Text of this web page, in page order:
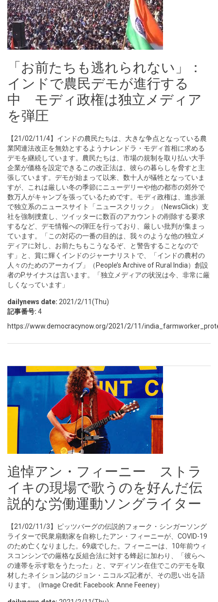
「お前たちも逃れられない」：
インドで農民デモが進行する
中 モディ政権は独立メディア
を弾圧
【21/02/11/4】インドの農民たちは、大きな争点となっている農
業関連法改正を無効とするようナレンドラ・モディ首相に求める
デモを継続しています。農民たちは、市場の規制を取り払い大手
企業が価格を設定できるこの改正法は、彼らの暮らしを脅すと主
張しています。デモが始まって以来、数十人が犠牲となっていま
すが、これは厳しい冬の季節にニューデリーや他の都市の郊外で
数万人がキャンプを張っているためです。モディ政権は、進歩派
で独立系のニュースサイト「ニュースクリック」（NewsClick）支
社を強制捜査し、ツイッターに数百のアカウントの削除する要求
するなど、デモ情報への弾圧を行っており、厳しい批判が集まっ
ています。「この対応の一番の目的は、我々のような他の独立メ
ディアに対し、お前たちもこうなるぞ、と警告することなので
す」と、賞に輝くインドのジャーナリストで、「インドの農村の
人々のためのアーカイブ」（People’s Archive of Rural India）創設
者のP.サイナスは言います。「独立メディアの状況は今、非常に厳
しくなっています」
dailynews date: 2021/2/11(Thu)
記事番号: 4
https://www.democracynow.org/2021/2/11/
追悼アン・フィーニー ストラ
イキの現場で歌うのを好んだ伝
説的な労働運動ソングライター
【21/02/11/3】ピッツバーグの伝説的フォーク・シンガーソング
ライターで民衆扇動家を自称したアン・フィーニーが、COVID-19
のため亡くなりました。69歳でした。フィーニーは、10年前ウィ
スコンシンでの厳格な反組合法に対する蜂起に加わり、「彼らへ
の連帯を示す歌をうたった」と、マディソン在住でこのデモを取
材したネイション誌のジョン・ニコルズ記者が、その思い出を語
ります。（Image Credit: Facebook: Anne Feeney）